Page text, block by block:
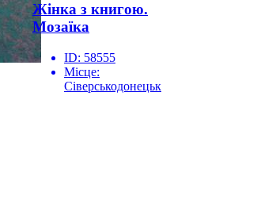
Жінка з книгою.
Мозаїка
ID: 58555
Місце:
Сіверськодонецьк